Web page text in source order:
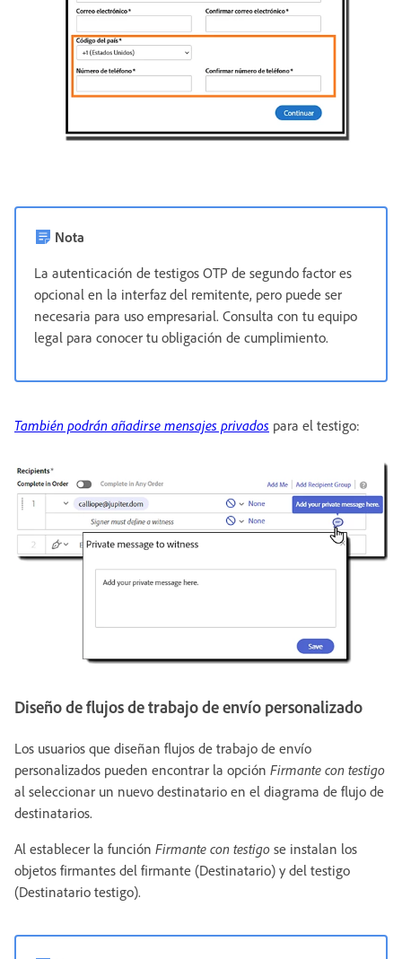
Nota
La autenticación de testigos OTP de segundo factor es
opcional en la interfaz del remitente, pero puede ser
necesaria para uso empresarial. Consulta con tu equipo
legal para conocer tu obligación de cumplimiento.
También podrán añadirse mensajes privados para el testigo:
Diseño de flujos de trabajo de envío personalizado
Los usuarios que diseñan flujos de trabajo de envío
personalizados pueden encontrar la opción Firmante con testigo
al seleccionar un nuevo destinatario en el diagrama de flujo de
destinatarios.
Al establecer la función Firmante con testigo se instalan los
objetos firmantes del firmante (Destinatario) y del testigo
(Destinatario testigo).